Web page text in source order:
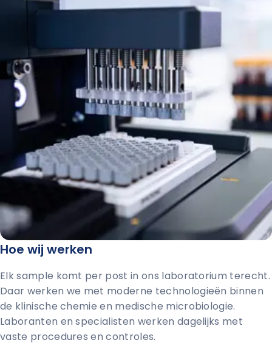
Hoe wij werken
Elk sample komt per post in ons laboratorium terecht.
Daar werken we met moderne technologieën binnen
de klinische chemie en medische microbiologie.
Laboranten en specialisten werken dagelijks met
vaste procedures en controles.